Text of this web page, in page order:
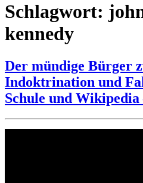
Schlagwort:
kennedy
Der mündige Bürger
Indoktrination und
Schule und